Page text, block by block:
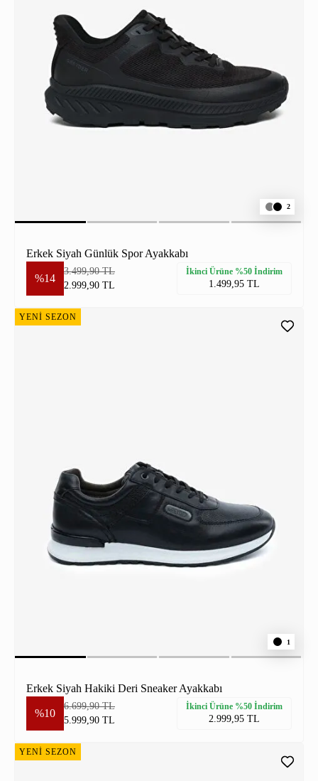
2
Erkek Siyah Günlük Spor Ayakkabı
%14
3.499,90 TL
2.999,90 TL
İkinci Ürüne %50 İndirim
1.499,95 TL
YENİ SEZON
1
Erkek Siyah Hakiki Deri Sneaker Ayakkabı
%10
6.699,90 TL
5.999,90 TL
İkinci Ürüne %50 İndirim
2.999,95 TL
YENİ SEZON